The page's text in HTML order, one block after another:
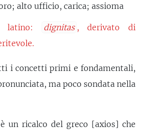
alto ufficio, carica; assioma
latino: dignitas , derivato di
i concetti primi e fondamentali,
ma poco sondata nella
un ricalco del greco [axios] che